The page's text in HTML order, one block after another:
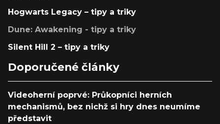
Hogwarts Legacy – tipy a triky
Dune: Awakening - tipy a triky
Silent Hill 2 – tipy a triky
Doporučené články
Videoherní poprvé: Průkopníci herních
mechanismů, bez nichž si hry dnes neumíme
představit